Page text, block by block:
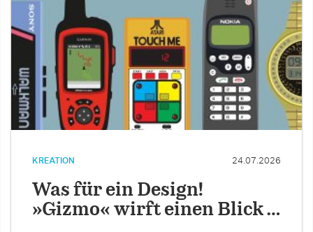
KREATION 24.07.2026
Was für ein Design!
»Gizmo« wirft einen Blick …